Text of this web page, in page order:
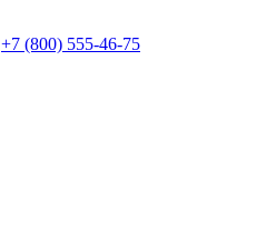
+7 (800) 555-46-75